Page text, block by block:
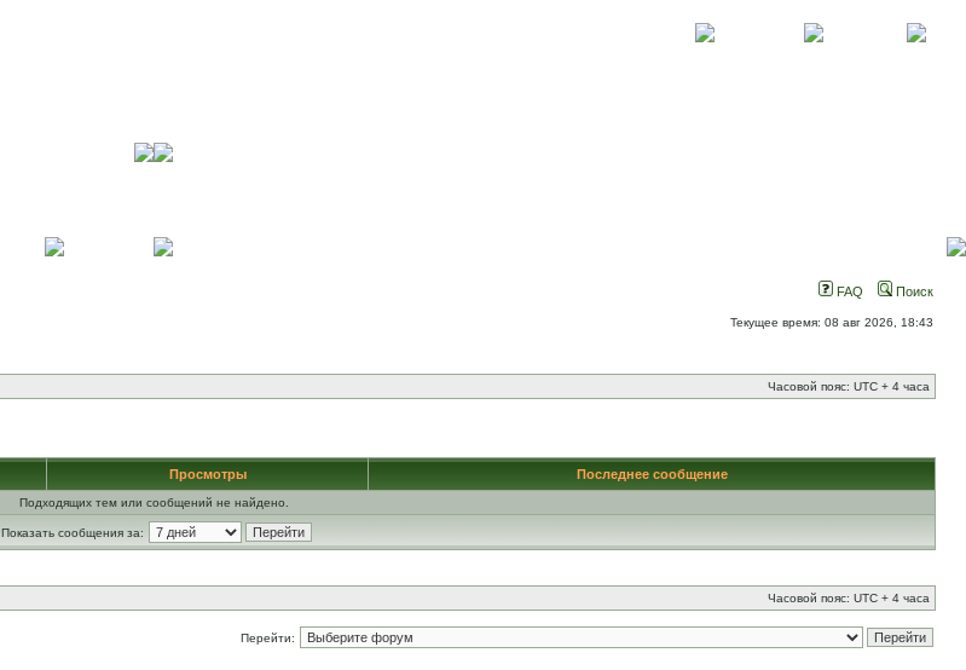
FAQ Поиск
Текущее время: 08 авг 2026, 18:43
Часовой пояс: UTC + 4 часа
Просмотры Последнее сообщение
Подходящих тем или сообщений не найдено.
Показать сообщения за:
Часовой пояс: UTC + 4 часа
Перейти: